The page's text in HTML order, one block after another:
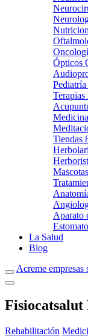
Ópticos
Pediatría
Terapias
Tiendas
Mascotas
Aparato
La Salud
Blog
Acreme empresas
Fisiocatsalut
Rehabilitación